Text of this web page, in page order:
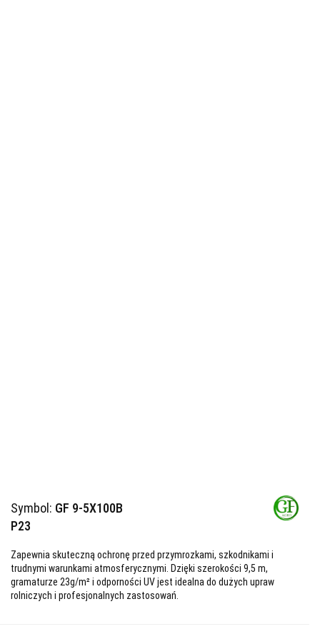
Symbol: GF 9-5X100B
P23
Zapewnia skuteczną ochronę przed przymrozkami, szkodnikami i
trudnymi warunkami atmosferycznymi. Dzięki szerokości 9,5 m,
gramaturze 23g/m² i odporności UV jest idealna do dużych upraw
rolniczych i profesjonalnych zastosowań.